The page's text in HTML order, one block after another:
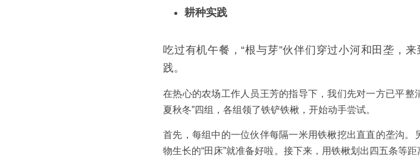
耕种实践
吃过有机午餐，“根与芽”伙伴们穿过小河和田垄，
践。
在热心的农场工作人员王芳的指导下，我们先对一方已平整
夏秋冬”四组，各组领了铁铲铁楸，开始动手尝试。
首先，每组中的一位伙伴每隔一米用铁楸挖出直直的垄沟
物生长的“田床”就准备好啦。接下来，用铁楸划出四五条等